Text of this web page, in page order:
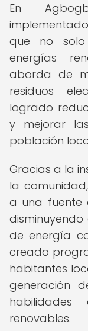
En
que no
energías
aborda de
residuos
logrado
y mejorar
población
Gracias a la
la
a una fuente
de energía
creado
habitantes
generación
renovables.